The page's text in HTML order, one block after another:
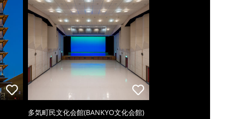
多気町民文化会館(BANKYO文化会館)